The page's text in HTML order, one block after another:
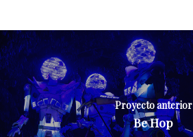
Proyecto anterior
Be Hop